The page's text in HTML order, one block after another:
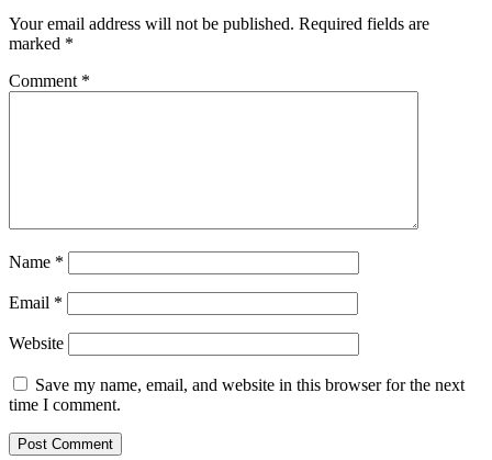
Your email address will not be published. Required fields are
marked *
Comment *
Name *
Email *
Website
Save my name, email, and website in this browser for the next
time I comment.